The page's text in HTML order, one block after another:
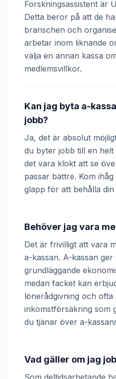
Forskningsassistent är
Detta beror på att de
branschen och
arbetar inom liknande
välja en annan kassa
medlemsvillkor.
Kan jag byta a-
jobb?
Ja, det är absolut
du byter jobb till en
det vara klokt att se
passar bättre. Kom
glapp för att behålla din
Behöver jag vara
Det är frivilligt att vara
a-kassan. A-kassan ger
grundläggande
medan facket kan
lönerådgivning och
inkomstförsäkring som
du tjänar över a-
Vad gäller om jag
Som deltidsarbetande